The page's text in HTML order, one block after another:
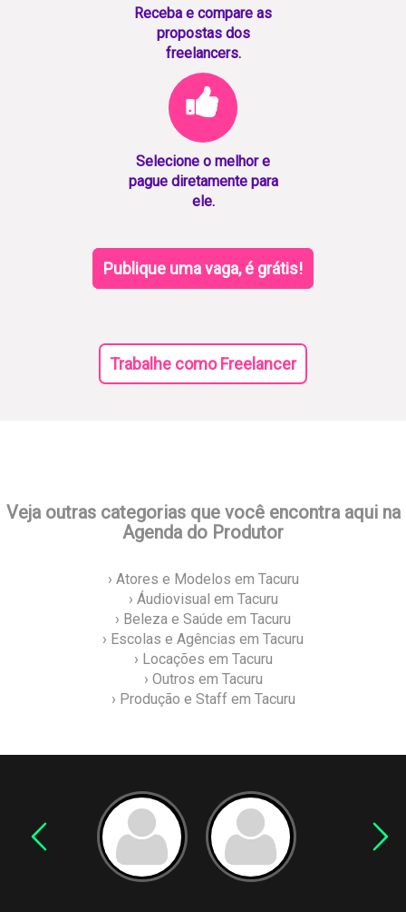
Receba e compare as
propostas dos
freelancers.
Selecione o melhor e
pague diretamente para
ele.
Publique uma vaga, é grátis!
Trabalhe como Freelancer
Veja outras categorias que você encontra aqui na
Agenda do Produtor
› Atores e Modelos em Tacuru
› Áudiovisual em Tacuru
› Beleza e Saúde em Tacuru
› Escolas e Agências em Tacuru
› Locações em Tacuru
› Outros em Tacuru
› Produção e Staff em Tacuru